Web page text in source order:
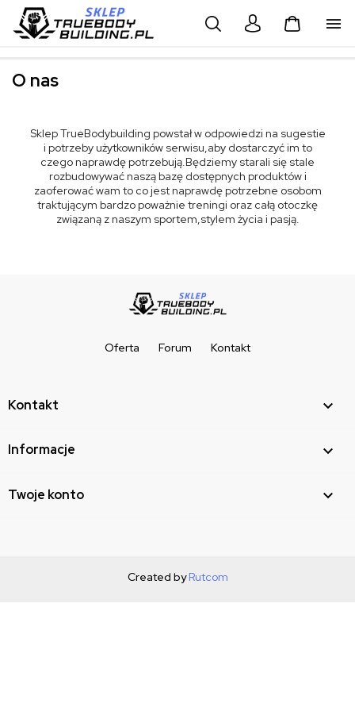

O nas
Sklep TrueBodybuilding powstał w odpowiedzi na sugestie
i potrzeby użytkowników serwisu,aby dostarczyć im to
czego naprawdę potrzebują.Będziemy starali się stale
rozbudowywać naszą bazę dostępnych produktów i
zaoferować wam to co jest naprawdę potrzebne osobom
traktującym bardzo poważnie treningi oraz całą otoczkę
związaną z naszym sportem,stylem życia i pasją.
Oferta Forum Kontakt
Kontakt 
Informacje 
Twoje konto 
Created byRutcom